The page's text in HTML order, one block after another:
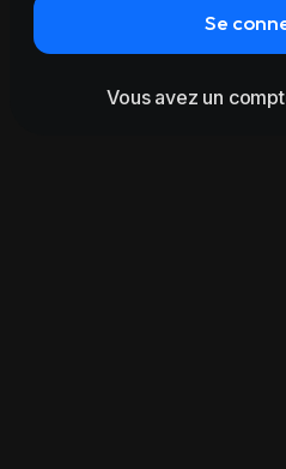
Se
Vous avez un